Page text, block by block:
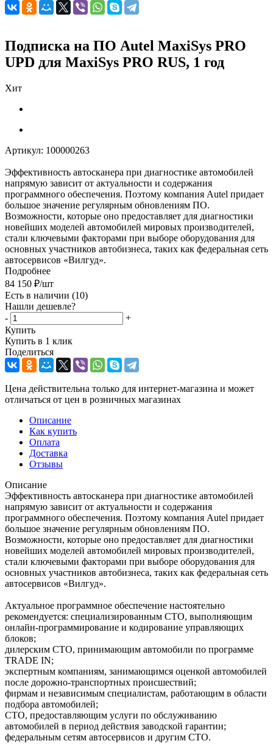
Подписка на ПО Autel MaxiSys PRO
UPD для MaxiSys PRO RUS, 1 год
Хит
Артикул: 100000263
Эффективность автосканера при диагностике автомобилей
напрямую зависит от актуальности и содержания
программного обеспечения. Поэтому компания Autel придает
большое значение регулярным обновлениям ПО.
Возможности, которые оно предоставляет для диагностики
новейших моделей автомобилей мировых производителей,
стали ключевыми факторами при выборе оборудования для
основных участников автобизнеса, таких как федеральная сеть
автосервисов «Вилгуд».
Подробнее
84 150 ₽/шт
Есть в наличии (10)
Нашли дешевле?
-
+
Купить
Купить в 1 клик
Поделиться
Цена действительна только для интернет-магазина и может
отличаться от цен в розничных магазинах
Описание
Как купить
Оплата
Доставка
Отзывы
Описание
Эффективность автосканера при диагностике автомобилей
напрямую зависит от актуальности и содержания
программного обеспечения. Поэтому компания Autel придает
большое значение регулярным обновлениям ПО.
Возможности, которые оно предоставляет для диагностики
новейших моделей автомобилей мировых производителей,
стали ключевыми факторами при выборе оборудования для
основных участников автобизнеса, таких как федеральная сеть
автосервисов «Вилгуд».
Актуальное программное обеспечение настоятельно
рекомендуется: специализированным СТО, выполняющим
онлайн-программирование и кодирование управляющих
блоков;
дилерским СТО, принимающим автомобили по программе
TRADE IN;
экспертным компаниям, занимающимся оценкой автомобилей
после дорожно-транспортных происшествий;
фирмам и независимым специалистам, работающим в области
подбора автомобилей;
СТО, предоставляющим услуги по обслуживанию
автомобилей в период действия заводской гарантии;
федеральным сетям автосервисов и другим СТО.